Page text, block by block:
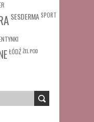
SESDERMA SPORT
ŁÓDŹŻEL POD